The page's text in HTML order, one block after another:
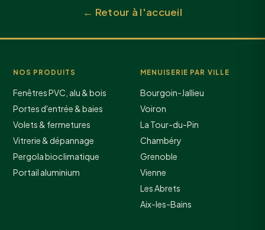
← Retour à l'accueil
NOS PRODUITS
Fenêtres PVC, alu & bois
Portes d'entrée & baies
Volets & fermetures
Vitrerie & dépannage
Pergola bioclimatique
Portail aluminium
MENUISERIE PAR VILLE
Bourgoin-Jallieu
Voiron
La Tour-du-Pin
Chambéry
Grenoble
Vienne
Les Abrets
Aix-les-Bains